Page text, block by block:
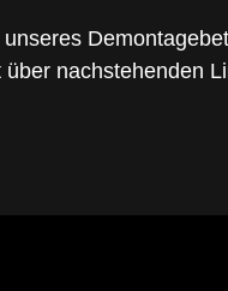
nachstehenden